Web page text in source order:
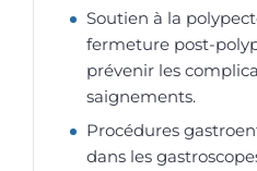
Soutien à la
fermeture post-
prévenir les
saignements.
Procédures
dans les